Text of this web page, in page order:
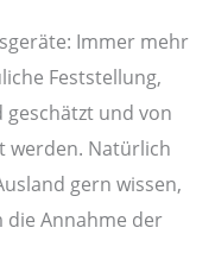
Immer mehr
Feststellung,
geschätzt und von
werden. Natürlich
gern wissen,
Annahme der